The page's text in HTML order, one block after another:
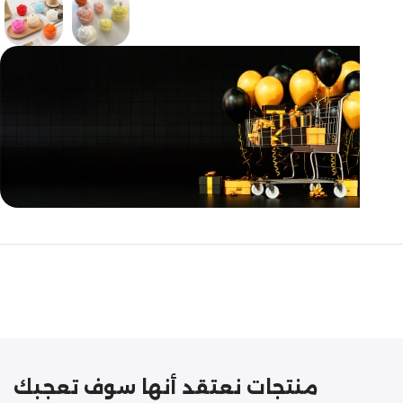
مازالت مستمرة
منتجات نعتقد أنها سوف تعجبك